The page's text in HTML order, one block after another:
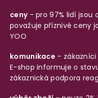
ceny- pro 97% lidí jsou
považuje příznivé ceny
YOO
komunikace -
E-shop informuje o
zákaznická podpora